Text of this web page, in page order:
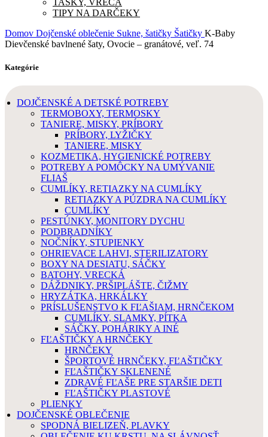
TAŠKY, VRECA
TIPY NA DARČEKY
Domov Dojčenské oblečenie Sukne, šatičky Šatičky K-Baby
Dievčenské bavlnené šaty, Ovocie – granátové, veľ. 74
Kategórie
DOJČENSKÉ A DETSKÉ POTREBY
TERMOBOXY, TERMOSKY
TANIERE, MISKY, PRÍBORY
PRÍBORY, LYŽIČKY
TANIERE, MISKY
KOZMETIKA, HYGIENICKÉ POTREBY
POTREBY A POMÔCKY NA UMÝVANIE
FLIAŠ
CUMLÍKY, RETIAZKY NA CUMLÍKY
RETIAZKY A PÚZDRA NA CUMLÍKY
CUMLÍKY
PESTÚNKY, MONITORY DYCHU
PODBRADNÍKY
NOČNÍKY, STUPIENKY
OHRIEVACE LAHVI, STERILIZATORY
BOXY NA DESIATU, SÁČKY
BATOHY, VRECKÁ
DÁŽDNIKY, PRŠIPLÁŠTE, ČIŽMY
HRYZÁTKA, HRKÁLKY
PRÍSLUŠENSTVO K FĽAŠIAM, HRNČEKOM
CUMLÍKY, SLAMKY, PÍTKA
SÁČKY, POHÁRIKY A INÉ
FĽAŠTIČKY A HRNČEKY
HRNČEKY
ŠPORTOVÉ HRNČEKY, FĽAŠTIČKY
FĽAŠTIČKY SKLENENÉ
ZDRAVÉ FĽAŠE PRE STARŠIE DETI
FĽAŠTIČKY PLASTOVÉ
PLIENKY
DOJČENSKÉ OBLEČENIE
SPODNÁ BIELIZEŇ, PLAVKY